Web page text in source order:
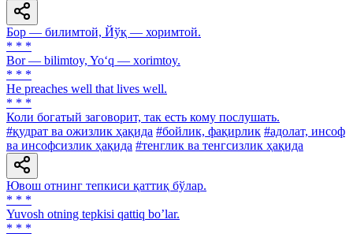
Бор — билимтой, Йўқ — хоримтой.
* * *
Bor — bilimtoy, Yo‘q — xorimtoy.
* * *
He preaches well that lives well.
* * *
Коли богатый заговорит, так есть кому послушать.
#қудрат ва ожизлик ҳақида #бойлик, фақирлик #адолат, инсоф
ва инсофсизлик ҳақида #тенглик ва тенгсизлик ҳақида
Ювош отнинг тепкиси қаттиқ бўлар.
* * *
Yuvosh otning tepkisi qattiq boʼlar.
* * *